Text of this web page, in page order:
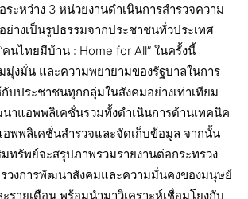
ระหว่าง 3 หน่วยงานดำเนินการสำรวจความ
ย่างเป็นรูปธรรมจากประชาชนทั่วประเทศ
นไทยมีบ้าน : Home for All” ในครั้งนี้
มุ่งมั่น และความพยายามของรัฐบาลในการ
บประชาชนทุกกลุ่มในสังคมอย่างเท่าเทียม
าแอพพลิเคชั่นรวมทั้งดำเนินการด้านเทคนิค
อพพลิเคชั่นสำรวจและจัดเก็บข้อมูล จากนั้น
ทรัพย์จะสรุปภาพรวมรายงานต่อกระทรวง
วงการพัฒนาสังคมและความมั่นคงของมนุษย์
รายเดือน พร้อมนำมาวิเคราะห์เชื่อมโยงกับ